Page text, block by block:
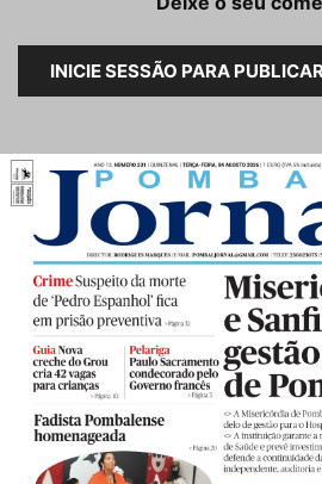
INICIE SESSÃO PARA